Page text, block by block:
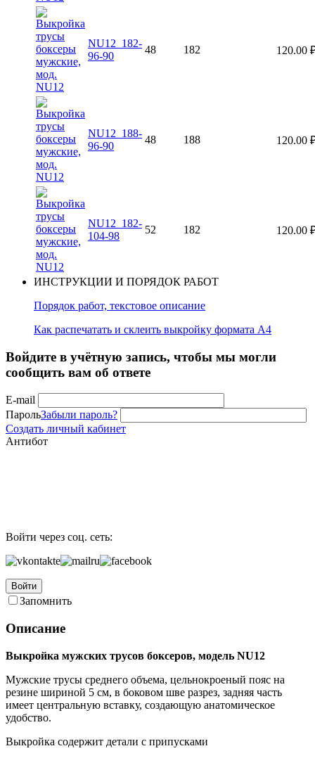
NU12_182-
96-90
48 182 120.00
NU12_188-
96-90
48 188 120.00
NU12_182-
104-98
52 182 120.00
ИНСТРУКЦИИ И ПОРЯДОК РАБОТ
Порядок работ, текстовое описание
Как распечатать и склеить выкройку формата А4
Войдите в учётную запись, чтобы мы могли
сообщить вам об ответе
E-mail
ПарольЗабыли пароль?
Создать личный кабинет
Антибот
Войти через соц. сеть:
Войти
Запомнить
Описание
Выкройка мужских трусов боксеров, модель NU12
Мужские трусы среднего объема, цельнокроеный пояс на
резине шириной 5 см, в боковом шве разрез, задняя часть
имеет центральную вставку, создающую анатомическое
удобство.
Выкройка содержит детали с припусками